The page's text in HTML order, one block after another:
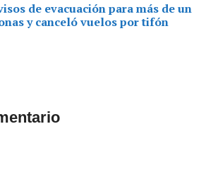
de evacuación para más de un
y canceló vuelos por tifón